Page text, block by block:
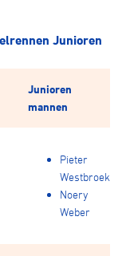
Junioren
Junioren
mannen
Pieter
Westbroek
Noery
Weber